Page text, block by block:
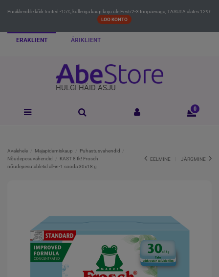
Püsikliendile kõik tooted -15%, kulleriga kaup koju üle Eesti 2-3 tööpäevaga, TASUTA alates 129€
LOO KONTO
ERAKLIENT ÄRIKLIENT
HULGI HÄID ASJU
0
Avalehele Majapidamiskaup
Puhastusvahendid
Nõudepesuvahendid
KAST 8 tk! Frosch
nõudepesutabletid all-in-1 sooda 30x18 g
EELMINE JÄRGMINE